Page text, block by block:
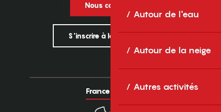
Autour de l'eau
Autour de la neige
Autres activités
Nous contacter
S'inscrire à la newsletter
France Europe